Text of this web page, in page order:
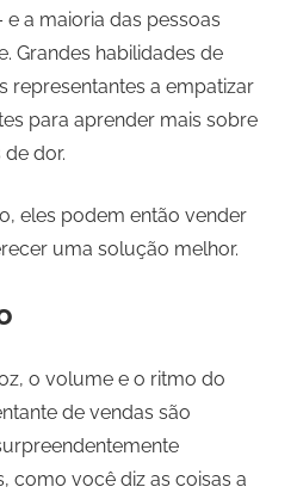
a maioria das pessoas
Grandes habilidades de
representantes a empatizar
para aprender mais sobre
dor.
eles podem então vender
uma solução melhor.
o volume e o ritmo do
de vendas são
como você diz as coisas a